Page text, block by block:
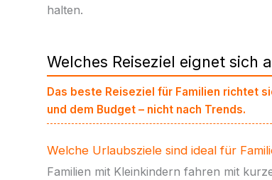
halten.
Welches Reiseziel eignet sich
Das beste Reiseziel für Familien richtet
und dem Budget – nicht nach Trends.
Welche Urlaubsziele sind ideal für
Familien mit Kleinkindern fahren mit